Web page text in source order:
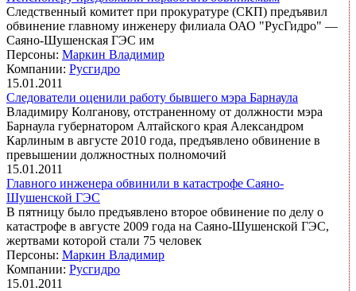
Следственный комитет при прокуратуре (СКП) предъявил
обвинение главному инженеру филиала ОАО "РусГидро" —
Саяно-Шушенская ГЭС им
Персоны: Маркин Владимир
Компании: Русгидро
15.01.2011
Следователи оценили работу бывшего мэра Барнаула
Владимиру Колганову, отстраненному от должности мэра
Барнаула губернатором Алтайского края Александром
Карлиным в августе 2010 года, предъявлено обвинение в
превышении должностных полномочий
15.01.2011
Главного инженера обвинили в катастрофе Саяно-
Шушенской ГЭС
В пятницу было предъявлено второе обвинение по делу о
катастрофе в августе 2009 года на Саяно-Шушенской ГЭС,
жертвами которой стали 75 человек
Персоны: Маркин Владимир
Компании: Русгидро
15.01.2011